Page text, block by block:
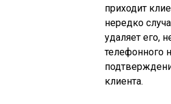
приходит
нередко
удаляет его,
телефонного
клиента.